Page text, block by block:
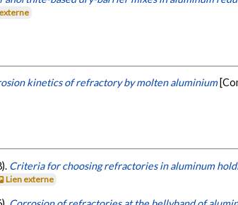
kinetics of refractory by molten aluminium
Criteria for choosing refractories in aluminum
Lien externe